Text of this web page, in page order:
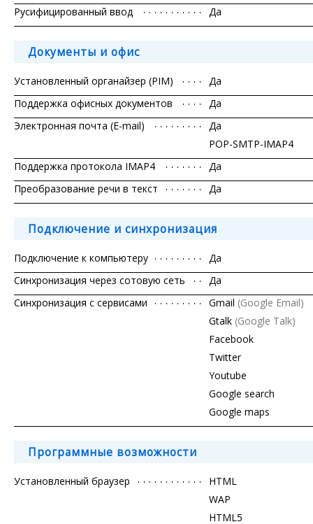
Русифицированный ввод
Да
Документы и офис
Установленный органайзер (PIM)
Да
Поддержка офисных документов
Да
Электронная почта (E-mail)
Да
POP-SMTP-IMAP4
Поддержка протокола IMAP4
Да
Преобразование речи в текст
Да
Подключение и синхронизация
Подключение к компьютеру
Да
Синхронизация через сотовую сеть
Да
Синхронизация с сервисами
Gmail (Google Email)
Gtalk (Google Talk)
Facebook
Twitter
Youtube
Google search
Google maps
Программные возможности
Установленный браузер
HTML
WAP
HTML5